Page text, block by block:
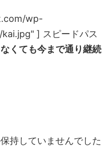
wp-
] スピードパス
くても今まで通り継続
持していませんでした